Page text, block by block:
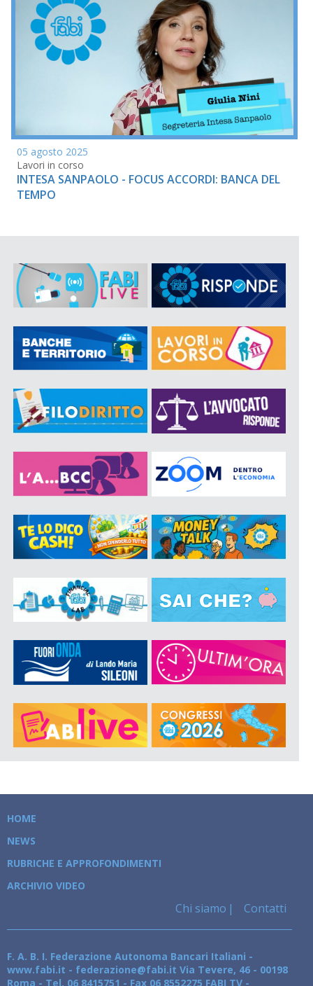
05 agosto 2025
Lavori in corso
INTESA SANPAOLO - FOCUS ACCORDI: BANCA DEL
TEMPO
HOME
NEWS
RUBRICHE E APPROFONDIMENTI
ARCHIVIO VIDEO
Chi siamo Contatti
F. A. B. I. Federazione Autonoma Bancari Italiani -
www.fabi.it - federazione@fabi.it Via Tevere, 46 - 00198
Roma - Tel. 06 8415751 - Fax 06 8552275 FABI TV -